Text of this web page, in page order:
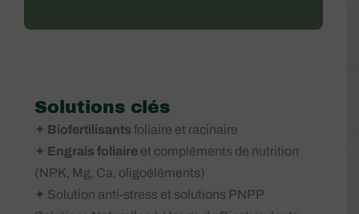
Solutions clés
✦ Biofertilisants foliaire et racinaire
✦ Engrais foliaire et compléments de nutrition
(NPK, Mg, Ca, oligoéléments)
✦ Solution anti-stress et solutions PNPP